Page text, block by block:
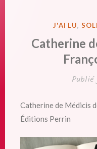
PUBLIÉ
J'AI LU,
Catherine
Publié
Catherine de Médicis
Éditions Perrin